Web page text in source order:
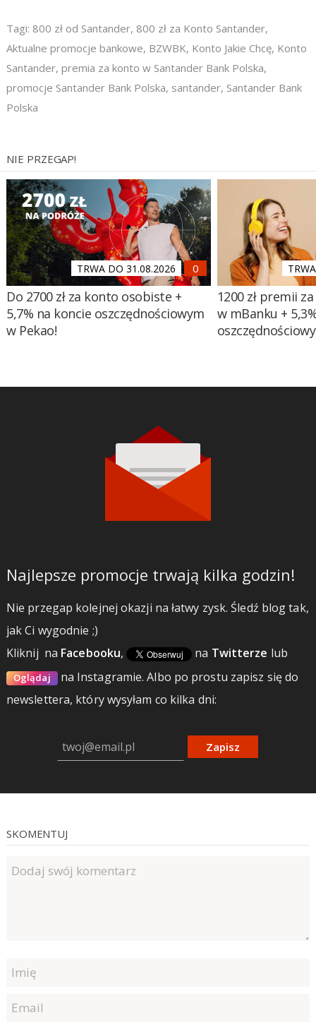
Tagi: 800 zł od Santander, 800 zł za Konto Santander,
Aktualne promocje bankowe, BZWBK, Konto Jakie Chcę, Konto
Santander, premia za konto w Santander Bank Polska,
promocje Santander Bank Polska, santander, Santander Bank
Polska
NIE PRZEGAP!
TRWA DO 31.08.2026
Do 2700 zł za konto osobiste +
5,7% na koncie oszczędnościowym
w Pekao!
1200 zł premii
w mBanku +
Najlepsze promocje trwają kilka godzin!
Nie przegap kolejnej okazji na łatwy zysk. Śledź blog tak,
jak Ci wygodnie ;)
Kliknij na Facebooku, na Twitterze lub
Oglądaj na Instagramie.Albo po prostu zapisz się do
newslettera, który wysyłam co kilka dni:
Zapisz
SKOMENTUJ